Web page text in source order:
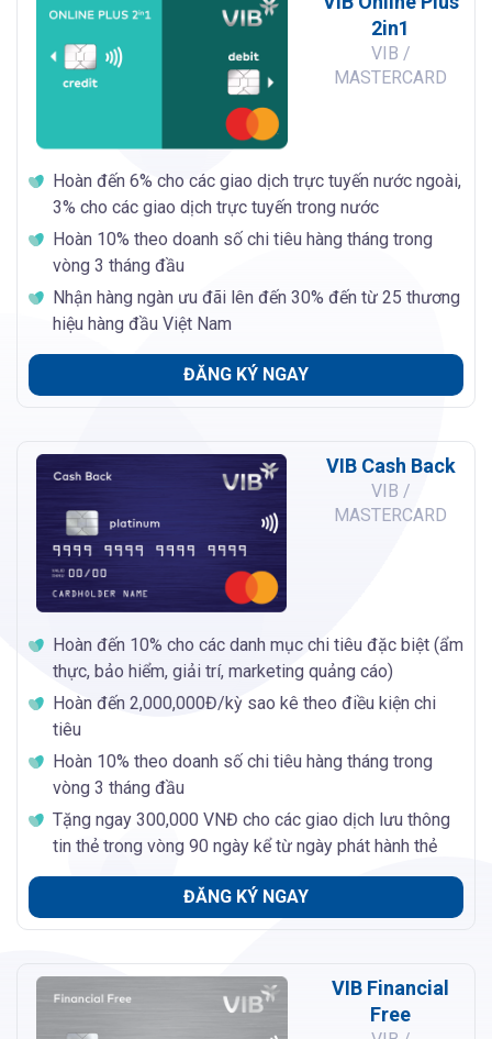
2in1
VIB /
MASTERCARD
Hoàn đến 6% cho các giao dịch trực tuyến nước ngoài,
3% cho các giao dịch trực tuyến trong nước
Hoàn 10% theo doanh số chi tiêu hàng tháng trong
vòng 3 tháng đầu
Nhận hàng ngàn ưu đãi lên đến 30% đến từ 25 thương
hiệu hàng đầu Việt Nam
ĐĂNG KÝ NGAY
VIB Cash Back
VIB /
MASTERCARD
Hoàn đến 10% cho các danh mục chi tiêu đặc biệt (ẩm
thực, bảo hiểm, giải trí, marketing quảng cáo)
Hoàn đến 2,000,000Đ/kỳ sao kê theo điều kiện chi
tiêu
Hoàn 10% theo doanh số chi tiêu hàng tháng trong
vòng 3 tháng đầu
Tặng ngay 300,000 VNĐ cho các giao dịch lưu thông
tin thẻ trong vòng 90 ngày kể từ ngày phát hành thẻ
ĐĂNG KÝ NGAY
VIB Financial
Free